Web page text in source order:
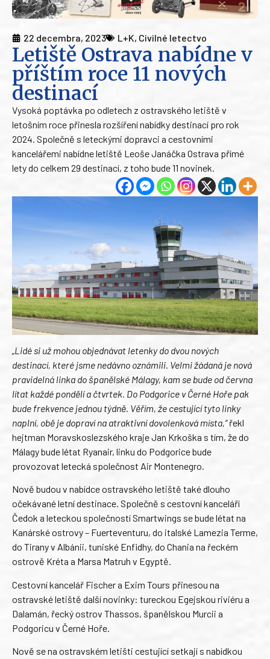
22 decembra, 2023 L+K, Civilné letectvo
Letiště Ostrava nabídne v
příštím roce 11 nových
destinací
Vysoká poptávka po odletech z ostravského letiště v
letošním roce přinesla rozšíření nabídky destinací pro rok
2024. Společně s leteckými dopravci a cestovními
kancelářemi nabídne letiště Leoše Janáčka Ostrava přímé
lety do celkem 29 destinací, z toho bude 11 novinek.
„Lidé si už mohou objednávat letenky do dvou nových
destinací, které jsme nedávno oznámili. Velmi žádaná je nová
pravidelná linka do španělské Málagy, kam se bude od června
lítat každé pondělí a čtvrtek. Do Podgorice v Černé Hoře pak
bude frekvence jednou týdně. Věřím, že cestující tyto linky
naplní, obě je dopraví na atraktivní dovolenková místa,“řekl
hejtman Moravskoslezského kraje Jan Krkoška s tím, že do
Málagy bude létat Ryanair, linku do Podgorice bude
provozovat letecká společnost Air Montenegro.
Nově budou v nabídce ostravského letiště také dlouho
očekávané letní destinace. Společně s cestovní kanceláří
Čedok a leteckou společností Smartwings se bude létat na
Kanárské ostrovy – Fuerteventuru, do italské Lamezia Terme,
do Tirany v Albánii, tuniské Enfidhy, do Chania na řeckém
ostrově Kréta a Marsa Matruh v Egyptě.
Cestovní kancelář Fischer a Exim Tours přinesou na
ostravské letiště další novinky: tureckou Egejskou riviéru a
Dalamán, řecký ostrov Thassos, španělskou Murcii a
Podgoricu v Černé Hoře.
Nově se na ostravském letišti cestující setkají s nabídkou